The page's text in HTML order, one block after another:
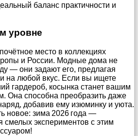
баланс практичности и
уровне
место в коллекциях
и России. Модные дома не
— они задают его, предлагая
на любой вкус. Если вы ищете
гардероб, косынка станет вашим
Она способна преобразить даже
добавив ему изюминку и уюта.
новое: зима 2026 года —
смелых экспериментов с этим